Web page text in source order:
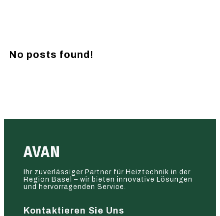
No posts found!
AVAN
Ihr zuverlässiger Partner für Heiztechnik in der
Region Basel – wir bieten innovative Lösungen
und hervorragenden Service.
Kontaktieren Sie Uns